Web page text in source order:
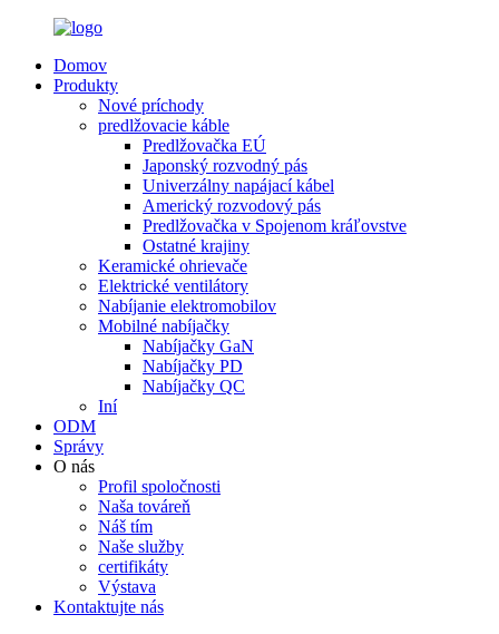
Domov
Produkty
Nové príchody
predlžovacie káble
Predlžovačka EÚ
Japonský rozvodný pás
Univerzálny napájací kábel
Americký rozvodový pás
Predlžovačka v Spojenom kráľovstve
Ostatné krajiny
Keramické ohrievače
Elektrické ventilátory
Nabíjanie elektromobilov
Mobilné nabíjačky
Nabíjačky GaN
Nabíjačky PD
Nabíjačky QC
Iní
ODM
Správy
O nás
Profil spoločnosti
Naša továreň
Náš tím
Naše služby
certifikáty
Výstava
Kontaktujte nás